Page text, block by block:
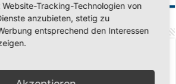
Tracking-Technologien von
anzubieten, stetig zu
entsprechend den Interessen